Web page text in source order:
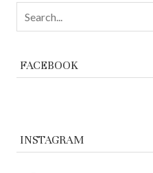
FACEBOOK
INSTAGRAM